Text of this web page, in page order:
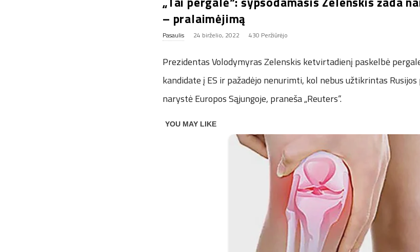
– pralaimėjimą
Pasaulis 24 birželio, 2022 430 Peržiūrėjo
Prezidentas Volodymyras Zelenskis ketvirtadienį paskelbė
kandidate į ES ir pažadėjo nenurimti, kol nebus užtikrintas
narystė Europos Sąjungoje, praneša „Reuters“.